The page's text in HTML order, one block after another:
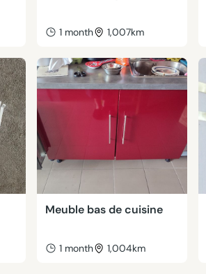
1 month 1,007km
Meuble bas de cuisine
1 month 1,004km